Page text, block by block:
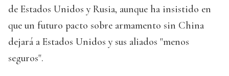
de Estados Unidos y Rusia, aunque ha insistido en
que un futuro pacto sobre armamento sin China
dejará a Estados Unidos y sus aliados "menos
seguros".